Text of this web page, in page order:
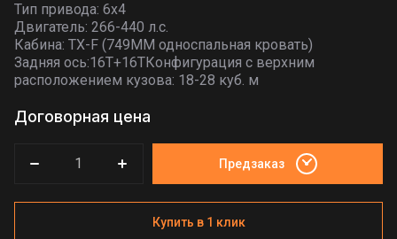
Тип привода: 6x4
Двигатель: 266-440 л.с.
Кабина: TX-F (749MM односпальная кровать)
Задняя ось:16T+16TКонфигурация с верхним
расположением кузова: 18-28 куб. м
Договорная цена
Предзаказ
Купить в 1 клик